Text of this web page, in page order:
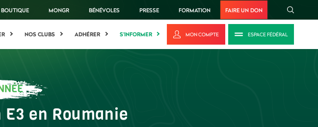
BOUTIQUE MONGR BÉNÉVOLES PRESSE FORMATION FAIRE UN DON
NOS CLUBS ADHÉRER S'INFORMER MON COMPTE ESPACE FÉDÉRAL
en Roumanie